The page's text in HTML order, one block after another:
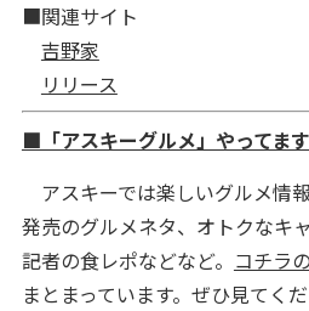
■関連サイト
吉野家
リリース
■「アスキーグルメ」やってます
アスキーでは楽しいグルメ情
発売のグルメネタ、オトクなキ
記者の食レポなどなど。 コチラ
まとまっています。ぜひ見てく